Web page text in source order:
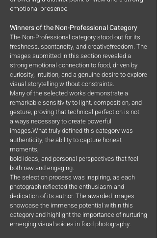
emotional presence.
Winners of the Non-Professional Category
The Non-Professional category stood out for its
freshness, spontaneity, and creativefreedom. The
images submitted in this section revealed a
strong emotional connection to food, driven by
curiosity, intuition, and a genuine desire to explore
visual storytelling without constraints.
Many of the selected works demonstrate a
remarkable sensitivity to light, composition, and
gesture, proving that technical perfection is not
always necessary to create powerful
images.What truly defined this category was
authenticity, the ability to capture honest
moments,
bold ideas, and personal perspectives that feel
both raw and engaging.
The selection process was inspiring, as each
photograph reflected the enthusiasm and
dedication of its author. The awarded images
showcase the immense potential within this
category and highlight the importance of nurturing
emerging visual voices in food photography.